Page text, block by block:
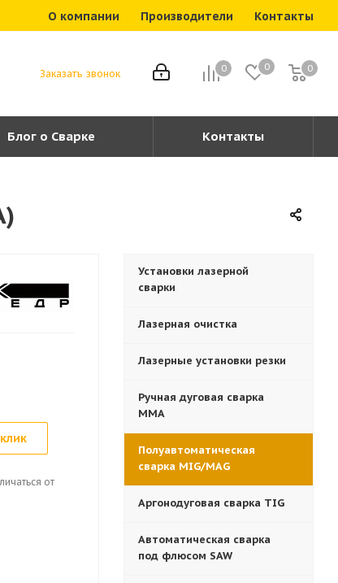
О компании Производители Контакты
0 0 0
0
Заказать звонок
Блог о Сварке Контакты
от
Установки лазерной
сварки
Лазерная очистка
Лазерные установки резки
Ручная дуговая сварка
MMA
Полуавтоматическая
сварка MIG/MAG
Аргонодуговая сварка TIG
Автоматическая сварка
под флюсом SAW